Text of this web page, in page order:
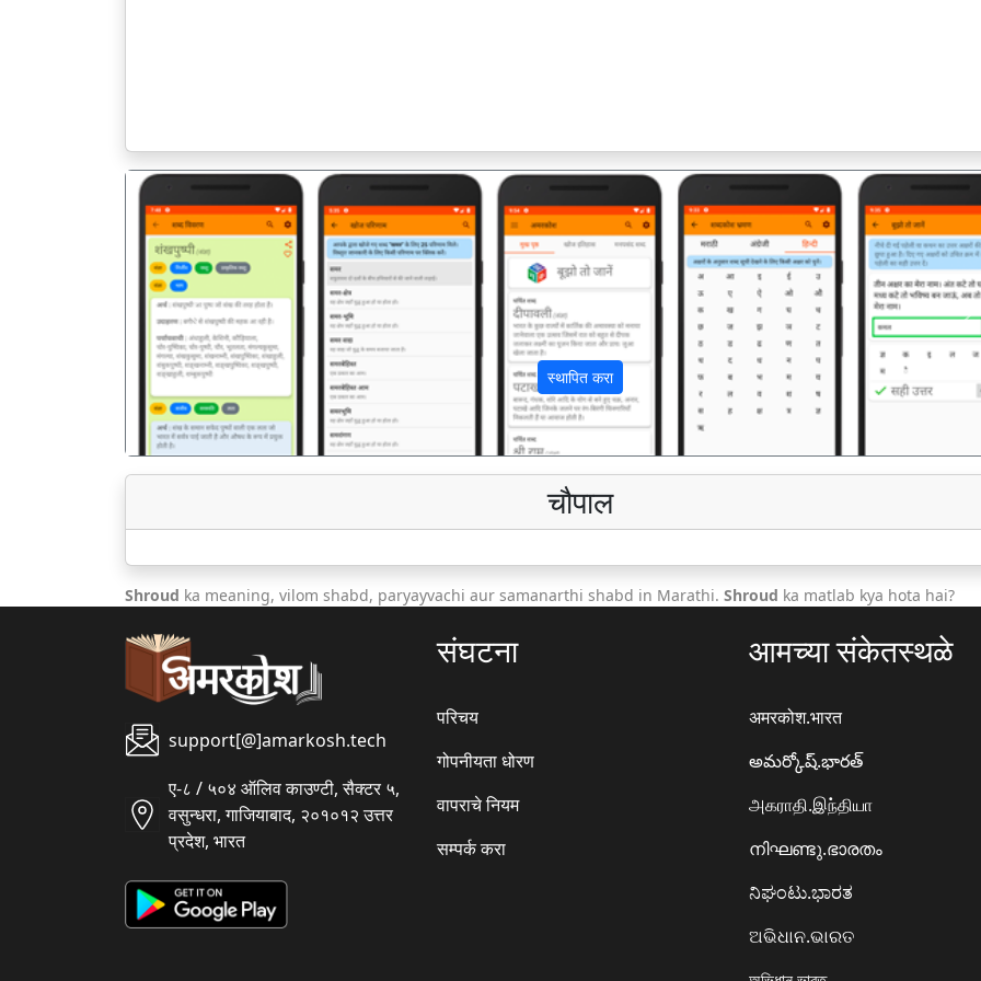
स्थापित करा
पिछला
चौपाल
Shroud ka meaning, vilom shabd, paryayvachi aur samanarthi shabd in Marathi. Shroud ka matlab kya hota hai?
support[@]amarkosh.tech
ए-८ / ५०४ ऑलिव काउण्टी, सैक्टर ५,
वसुन्धरा, गाजियाबाद, २०१०१२ उत्तर
प्रदेश, भारत
संघटना
परिचय
गोपनीयता धोरण
वापराचे नियम
सम्पर्क करा
आमच्या संकेतस्थळे
अमरकोश.भारत
అమర్కోష్.భారత్
அகராதி.இந்தியா
നിഘണ്ടു.ഭാരതം
ನಿಘಂಟು.ಭಾರತ
ଅଭିଧାନ.ଭାରତ